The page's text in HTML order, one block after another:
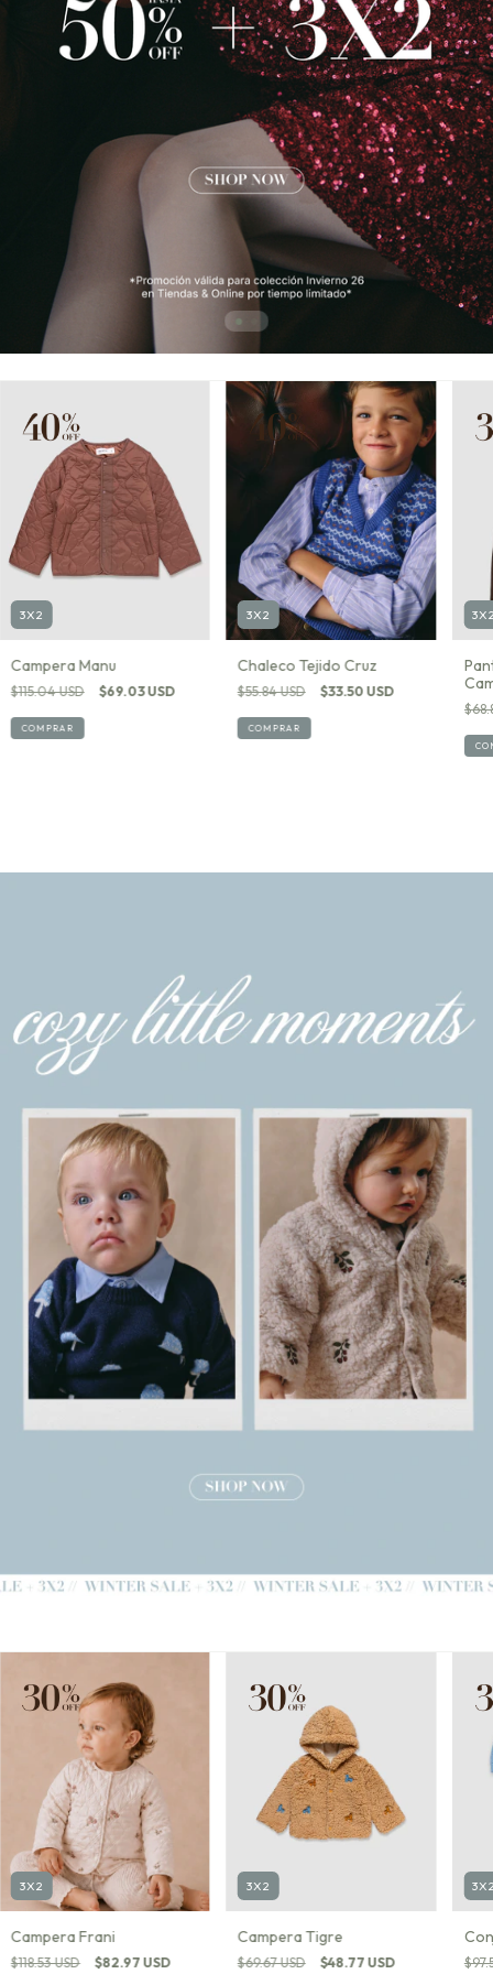
3X2
Campera Manu
$115.04 USD $69.03 USD
COMPRAR
3X2
Chaleco Tejido Cruz
$55.84 USD $33.50 USD
COMPRAR
3X2
Campera Frani
$118.53 USD $82.97 USD
3X2
Campera Tigre
$69.67 USD $48.77 USD